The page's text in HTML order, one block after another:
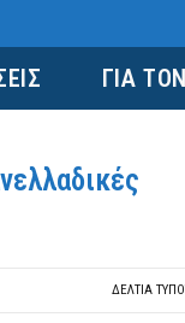
ΓΙΑ
ΔΕΛΤΙΑ